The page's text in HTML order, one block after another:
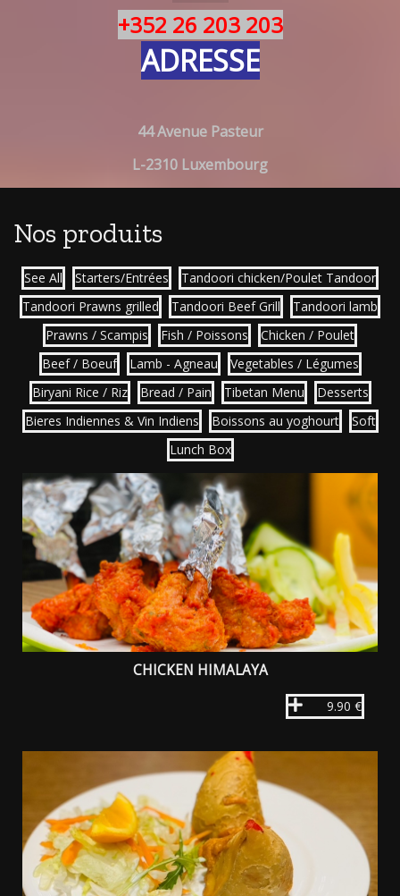
+352 26 203 203
ADRESSE
44 Avenue Pasteur
L-2310 Luxembourg
Nos produits
See All Starters/Entrées
Tandoori chicken/Poulet Tandoor
Tandoori Prawns grilled
Tandoori Beef Grill
Tandoori lamb
Prawns / Scampis
Fish / Poissons
Chicken / Poulet
Beef / Boeuf
Lamb - Agneau
Vegetables / Légumes
Biryani Rice / Riz
Bread / Pain Tibetan Menu
Desserts
Bieres Indiennes & Vin Indiens
Boissons au yoghourt
Soft
Lunch Box
CHICKEN HIMALAYA
9.90 €